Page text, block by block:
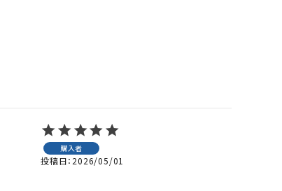
購入者
投稿日 2026/05/01